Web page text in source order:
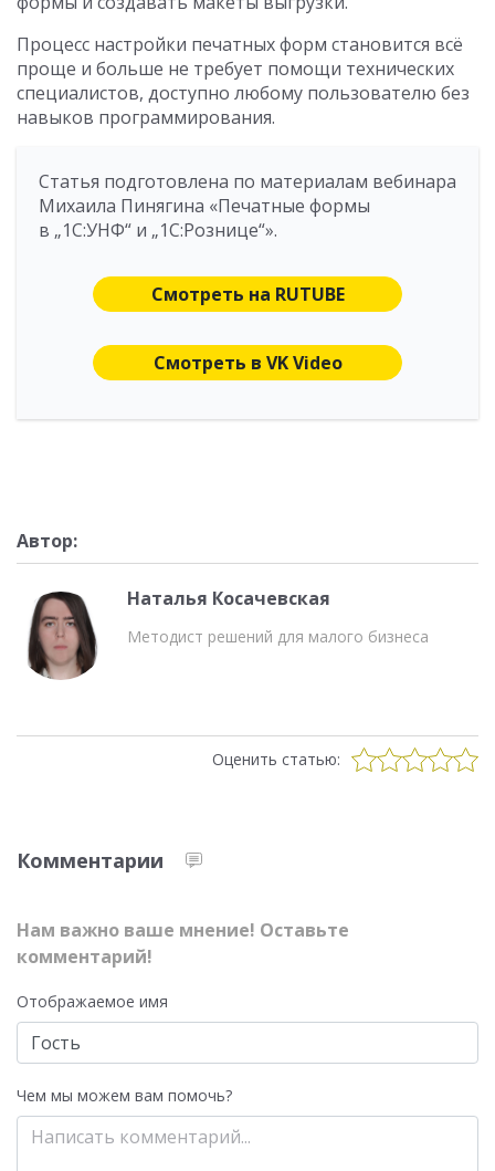
Процесс настройки печатных форм становится всё
проще и больше не требует помощи технических
специалистов, доступно любому пользователю без
навыков программирования.
Статья подготовлена по материалам вебинара
Михаила Пинягина «Печатные формы
в „1С:УНФ“ и „1С:Рознице“».
Смотреть на RUTUBE
Смотреть в VK Video
Автор:
Наталья Косачевская
Методист решений для малого бизнеса
Оценить статью:
Комментарии
Нам важно ваше мнение! Оставьте
комментарий!
Отображаемое имя
Чем мы можем вам помочь?